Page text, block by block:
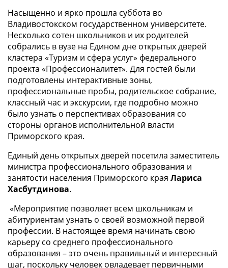
Насыщенно и ярко прошла суббота во
Владивостокском государственном университете.
Несколько сотен школьников и их родителей
собрались в вузе на Едином дне открытых дверей
кластера «Туризм и сфера услуг» федерального
проекта «Профессионалитет». Для гостей были
подготовлены интерактивные зоны,
профессиональные пробы, родительское собрание,
классный час и экскурсии, где подробно можно
было узнать о перспективах образования со
стороны органов исполнительной власти
Приморского края.
Единый день открытых дверей посетила заместитель
министра профессионального образования и
занятости населения Приморского края Лариса
Хасбутдинова.
«Мероприятие позволяет всем школьникам и
абитуриентам узнать о своей возможной первой
профессии. В настоящее время начинать свою
карьеру со среднего профессионального
образования – это очень правильный и интересный
шаг, поскольку человек овладевает первичными